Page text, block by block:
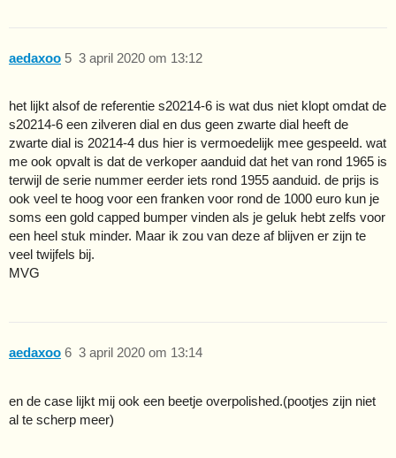
aedaxoo 3 april 2020 om 13:12
5
het lijkt alsof de referentie s20214-6 is wat dus niet klopt omdat de
s20214-6 een zilveren dial en dus geen zwarte dial heeft de
zwarte dial is 20214-4 dus hier is vermoedelijk mee gespeeld. wat
me ook opvalt is dat de verkoper aanduid dat het van rond 1965 is
terwijl de serie nummer eerder iets rond 1955 aanduid. de prijs is
ook veel te hoog voor een franken voor rond de 1000 euro kun je
soms een gold capped bumper vinden als je geluk hebt zelfs voor
een heel stuk minder. Maar ik zou van deze af blijven er zijn te
veel twijfels bij.
MVG
aedaxoo 3 april 2020 om 13:14
6
en de case lijkt mij ook een beetje overpolished.(pootjes zijn niet
al te scherp meer)